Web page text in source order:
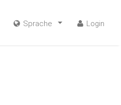
Sprache Login